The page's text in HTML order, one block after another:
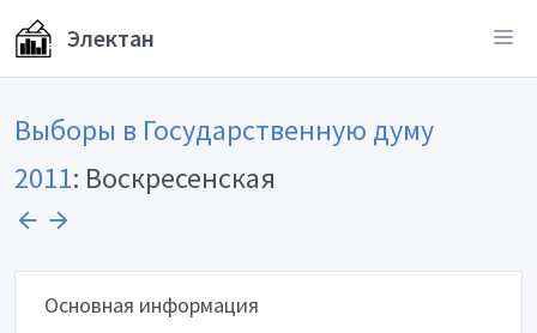
Электан
Выборы в Государственную думу
2011: Воскресенская
Основная информация